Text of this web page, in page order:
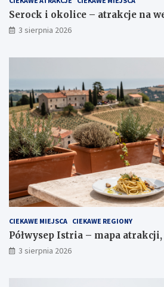
Serock i okolice – atrakcje na
3 sierpnia 2026
CIEKAWE MIEJSCA CIEKAWE REGIONY
Półwysep Istria – mapa
3 sierpnia 2026